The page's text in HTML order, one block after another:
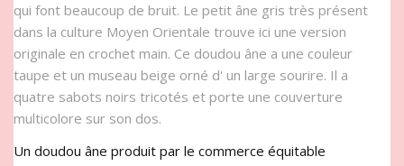
qui font beaucoup de bruit. Le petit âne gris très présent
dans la culture Moyen Orientale trouve ici une version
originale en crochet main. Ce doudou âne a une couleur
taupe et un museau beige orné d' un large sourire. Il a
quatre sabots noirs tricotés et porte une couverture
multicolore sur son dos.
Un doudou âne produit par le commerce équitable